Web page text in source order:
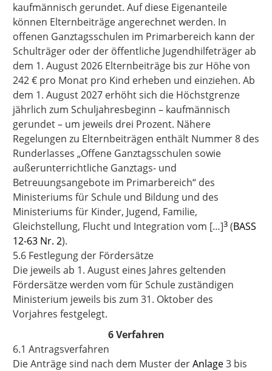
kaufmännisch gerundet. Auf diese Eigenanteile
können Elternbeiträge angerechnet werden. In
offenen Ganztagsschulen im Primarbereich kann der
Schulträger oder der öffentliche Jugendhilfeträger ab
dem 1. August 2026 Elternbeiträge bis zur Höhe von
242 € pro Monat pro Kind erheben und einziehen. Ab
dem 1. August 2027 erhöht sich die Höchstgrenze
jährlich zum Schuljahresbeginn – kaufmännisch
gerundet – um jeweils drei Prozent. Nähere
Regelungen zu Elternbeiträgen enthält Nummer 8 des
Runderlasses „Offene Ganztagsschulen sowie
außerunterrichtliche Ganztags- und
Betreuungsangebote im Primarbereich“ des
Ministeriums für Schule und Bildung und des
Ministeriums für Kinder, Jugend, Familie,
Gleichstellung, Flucht und Integration vom […]3 (BASS
12-63 Nr. 2).
5.6 Festlegung der Fördersätze
Die jeweils ab 1. August eines Jahres geltenden
Fördersätze werden vom für Schule zuständigen
Ministerium jeweils bis zum 31. Oktober des
Vorjahres festgelegt.
6 Verfahren
6.1 Antragsverfahren
Die Anträge sind nach dem Muster derAnlage3 bis